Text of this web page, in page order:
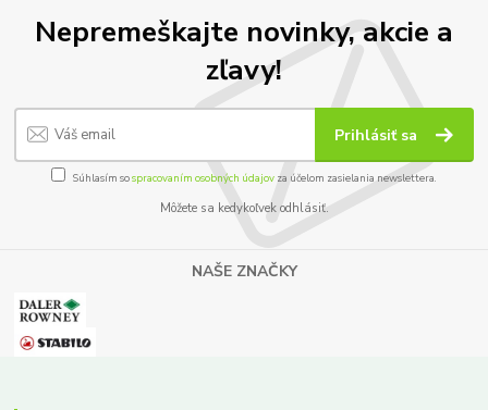
Nepremeškajte novinky, akcie a
zľavy!
Prihlásiť sa
Súhlasím sospracovaním osobných údajov za účelom zasielania newslettera.
Môžete sa kedykoľvek odhlásiť.
NAŠE ZNAČKY